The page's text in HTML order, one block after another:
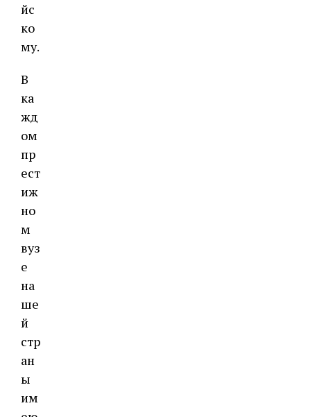
йс
ко
му.
В
ка
жд
ом
пр
ест
иж
но
м
вуз
е
на
ше
й
стр
ан
ы
им